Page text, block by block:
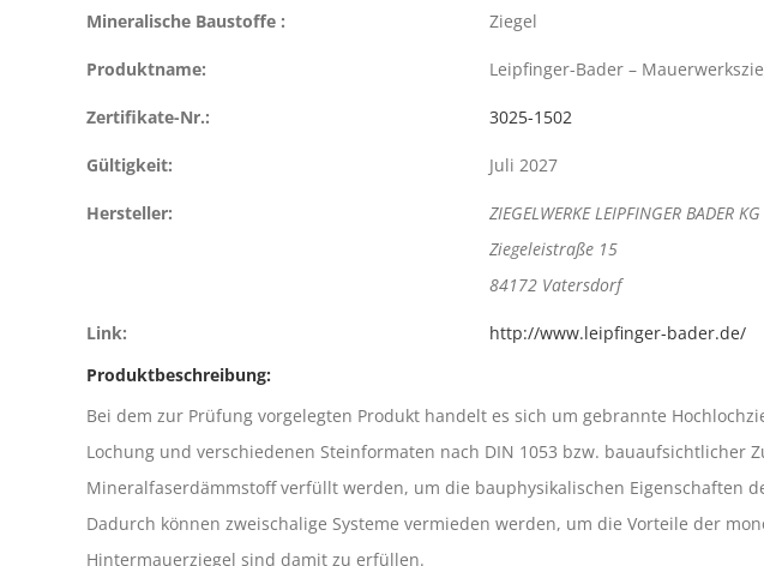
Mineralische Baustoffe : Ziegel
Produktname: Leipfinger-Bader –
Zertifikate-Nr.: 3025-1502
Gültigkeit: Juli 2027
Hersteller:
ZIEGELWERKE LEIPFINGER BADER KG
Ziegeleistraße 15
84172 Vatersdorf
Link:
http://www.leipfinger-bader.de/
Produktbeschreibung:
Bei dem zur Prüfung vorgelegten Produkt handelt es sich um gebrannte
Lochung und verschiedenen Steinformaten nach DIN 1053 bzw. bauaufsichtlicher
Mineralfaserdämmstoff verfüllt werden, um die bauphysikalischen Eigenschaften
Dadurch können zweischalige Systeme vermieden werden, um die Vorteile der
Hintermauerziegel sind damit zu erfüllen.